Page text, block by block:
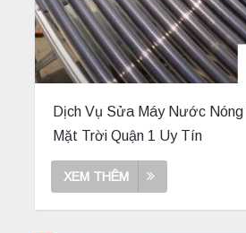
Dịch Vụ Sửa Máy Nước
Mặt Trời Quận 1 Uy Tín
XEM THÊM